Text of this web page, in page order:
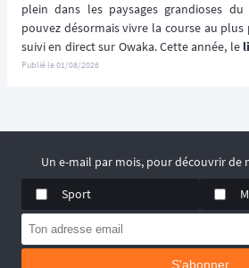
plein dans les paysages grandioses
pouvez désormais vivre la course au plus
suivi en direct sur Owaka. Cette année, le
spécifiquement pour la distance reine
Publié le01/08/2026
Un e-mail par mois, pour découvrir de
Sport
S'abonner